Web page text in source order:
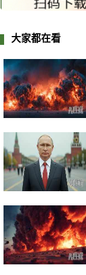
大家都在看